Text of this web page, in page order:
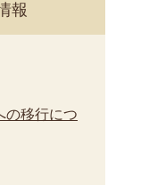
報
の移行につ